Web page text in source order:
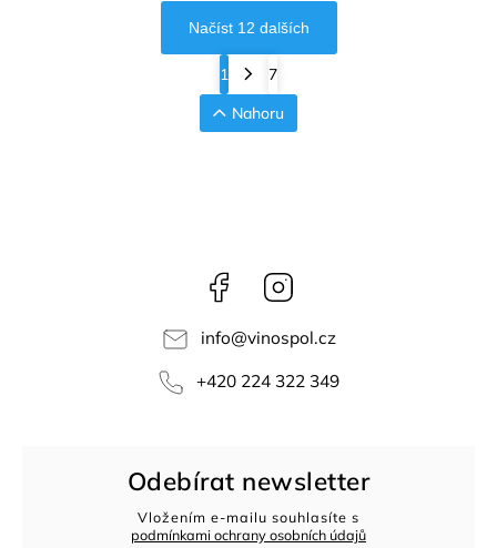
Načíst 12 dalších
1
7
Nahoru
Facebook
info@vinospol.cz
+420 224 322 349
Odebírat newsletter
Vložením e-mailu souhlasíte s
podmínkami ochrany osobních údajů